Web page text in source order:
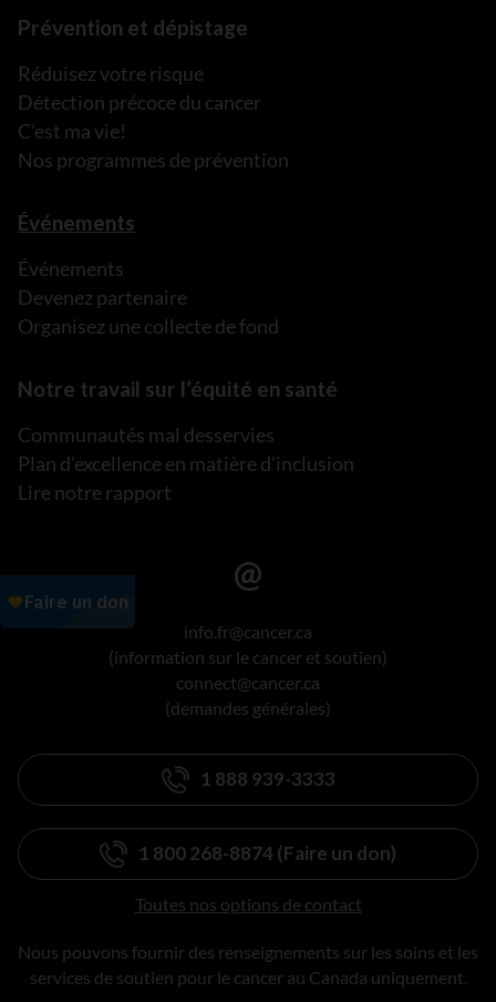
Prévention et dépistage
Réduisez votre risque
Détection précoce du cancer
C’est ma vie!
Nos programmes de prévention
Événements
Événements
Devenez partenaire
Organisez une collecte de fond
Notre travail sur l’équité en santé
Communautés mal desservies
Plan d’excellence en matière d’inclusion
Lire notre rapport
info.fr@cancer.ca
(information sur le cancer et soutien)
connect@cancer.ca
(demandes générales)
1 888 939-3333
1 800 268-8874 (Faire un don)
Toutes nos options de contact
Nous pouvons fournir des renseignements sur les soins et les
services de soutien pour le cancer au Canada uniquement.